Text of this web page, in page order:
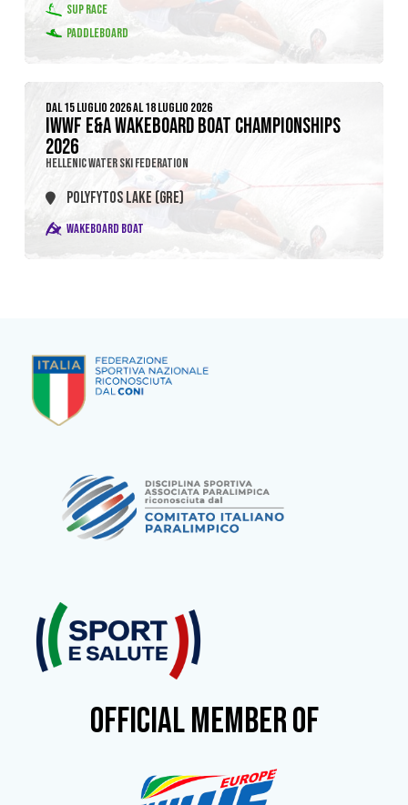
SUP RACE
PADDLEBOARD
DAL 15 LUGLIO 2026 AL 18 LUGLIO 2026
IWWF E&A WAKEBOARD BOAT CHAMPIONSHIPS
2026
HELLENIC WATER SKI FEDERATION
POLYFYTOS LAKE (GRE)
WAKEBOARD BOAT
OFFICIAL MEMBER OF